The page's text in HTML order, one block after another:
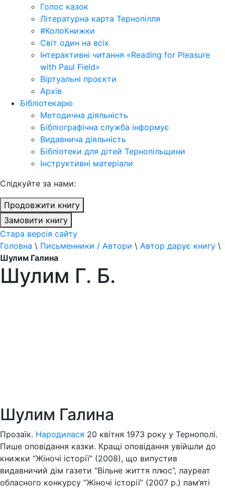
Голос казок
Літературна карта Тернопілля
#КолоКнижки
Світ один на всіх
Інтерактивні читання «Reading for Pleasure
with Paul Field»
Віртуальні проєкти
Архів
Бібліотекарю
Методична діяльність
Бібліографічна служба інформує
Видавнича діяльність
Бібліотеки для дітей Тернопільщини
Інструктивні матеріали
Cлідкуйте за нами:
Продовжити книгу
Замовити книгу
Стара версія сайту
Головна \ Письменники / Автори \ Автор дарує книгу \
Шулим Галина
Шулим Г. Б.
Шулим Галина
Прозаїк. Народилася 20 квітня 1973 року у Тернополі.
Пише оповідання казки. Кращі оповідання увійшли до
книжки “Жіночі історії” (2008), що випустив
видавничий дім газети “Вільне життя плюс”, лауреат
обласного конкурсу “Жіночі історії” (2007 р.) пам’яті